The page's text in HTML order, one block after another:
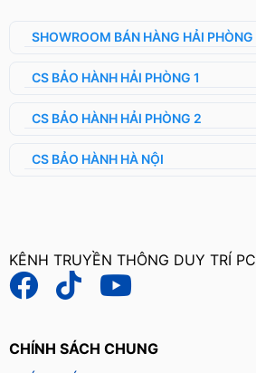
SHOWROOM BÁN HÀNG HẢI PHÒNG
CS BẢO HÀNH HẢI PHÒNG 1
CS BẢO HÀNH HẢI PHÒNG 2
CS BẢO HÀNH HÀ NỘI
KÊNH TRUYỀN THÔNG DUY TRÍ PC
CHÍNH SÁCH CHUNG